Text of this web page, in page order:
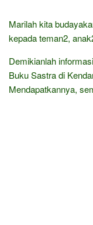
Marilah kita
kepada teman2,
Demikianlah
Buku Sastra di
Mendapatkannya,